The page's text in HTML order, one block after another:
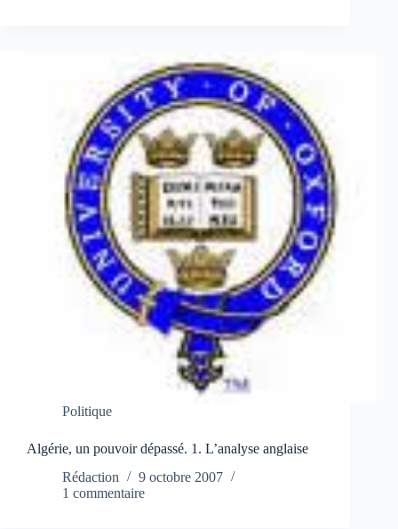
Politique
Algérie, un pouvoir dépassé. 1. L’analyse anglaise
Rédaction
9 octobre 2007
1 commentaire